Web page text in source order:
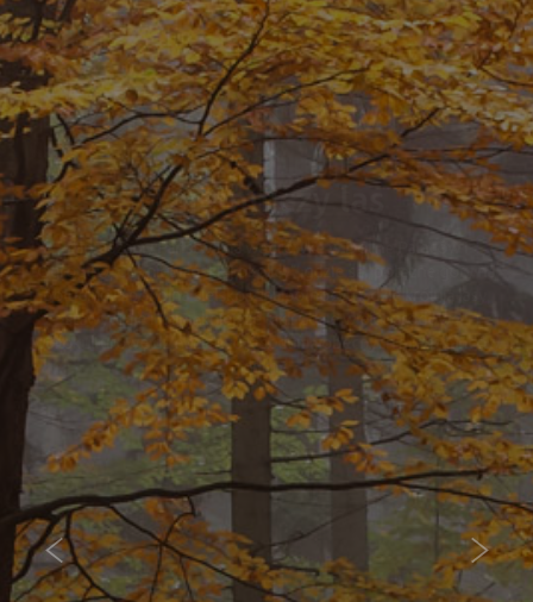
Mysłakowice
Dolina Pałaców i Ogrodów
Zapraszamy Państwa na wędrówkę w Dolinę Pałaców i
Ogrodów, do „niebiańskiej okolicy”, gdzie są „potężne góry na
południu i spokojna sielskość na północy”. Gdzie królują lasy,
stawy, gaje i najpiękniejsze łąki. Gdzie wielonarodowe i